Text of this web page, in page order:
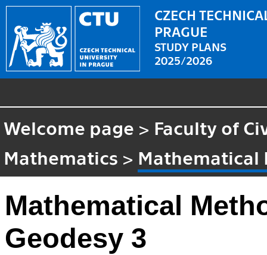
CZECH
PRAGUE
STUDY PLANS
2025/2026
Welcome page > Faculty of
Mathematics > Mathematical
Mathematical
Geodesy 3